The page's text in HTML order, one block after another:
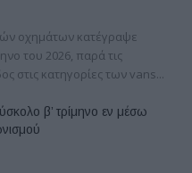
οχημάτων κατέγραψε
του 2026, παρά τις
στις κατηγορίες των vans...
β’ τρίμηνο εν μέσω